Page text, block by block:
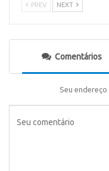
PREV NEXT
Comentários
Seu